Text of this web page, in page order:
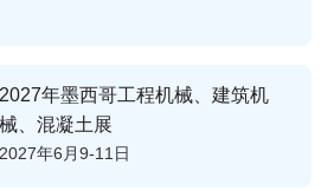
2027年墨西哥工程机械、建筑机
械、混凝土展
2027年6月9-11日